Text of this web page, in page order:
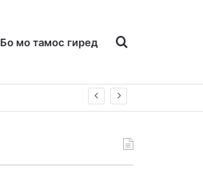
Бо мо тамос гиред Ҷустуҷӯ